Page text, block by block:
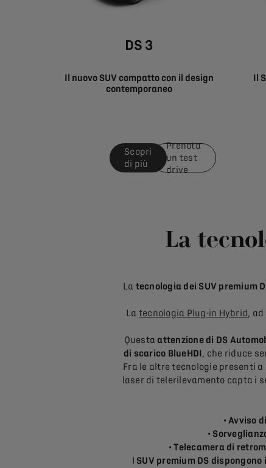
DS 3
Il nuovo SUV compatto con il design
contemporaneo
Scopri
di più
Prenota
un test
drive
Il
La
La tecnologia dei SUV premium
La tecnologia Plug-in Hybrid ,
Questa attenzione di DS
di scarico BlueHDI, che riduce
Fra le altre tecnologie presenti a
laser di telerilevamento capta i
• Avviso
•
• Telecamera di
I SUV premium DS dispongono